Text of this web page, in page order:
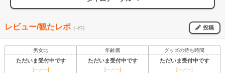
レビュー/観たレポ (--件) 投稿
男女比 年齢層 グッズの待ち時間
ただいま受付中です ただいま受付中です ただいま受付中です
[---／---] [---／---] [---／---]